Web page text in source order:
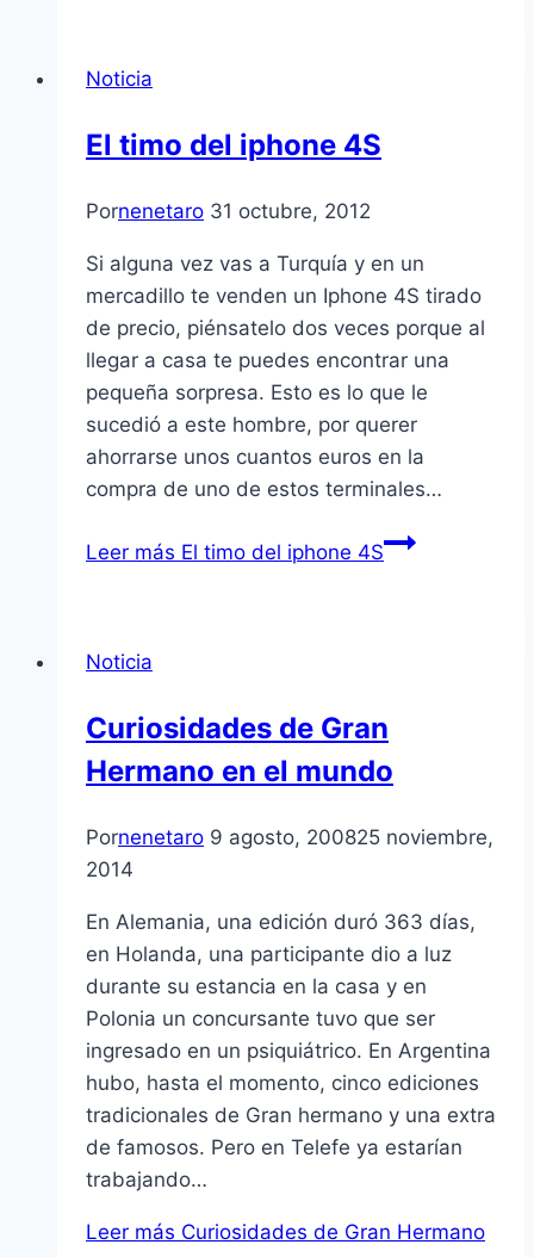
Noticia
El timo del iphone 4S
Pornenetaro 31 octubre, 2012
Si alguna vez vas a Turquí­a y en un
mercadillo te venden un Iphone 4S tirado
de precio, piénsatelo dos veces porque al
llegar a casa te puedes encontrar una
pequeña sorpresa. Esto es lo que le
sucedió a este hombre, por querer
ahorrarse unos cuantos euros en la
compra de uno de estos terminales…
Leer más El timo del iphone 4S
Noticia
Curiosidades de Gran
Hermano en el mundo
Pornenetaro 9 agosto, 200825 noviembre,
2014
En Alemania, una edición duró 363 dí­as,
en Holanda, una participante dio a luz
durante su estancia en la casa y en
Polonia un concursante tuvo que ser
ingresado en un psiquiátrico. En Argentina
hubo, hasta el momento, cinco ediciones
tradicionales de Gran hermano y una extra
de famosos. Pero en Telefe ya estarí­an
trabajando…
Leer más Curiosidades de Gran Hermano